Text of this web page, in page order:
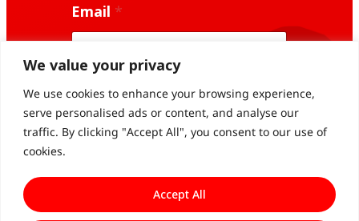
We value your privacy
We use cookies to enhance your browsing experience,
serve personalised ads or content, and analyse our
traffic. By clicking "Accept All", you consent to our use of
cookies.
Accept All
m
a
i
l
*
*
Email *
Subscribe